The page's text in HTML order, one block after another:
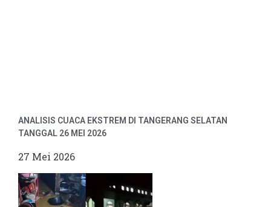
ANALISIS CUACA EKSTREM DI TANGERANG SELATAN
TANGGAL 26 MEI 2026
27 Mei 2026